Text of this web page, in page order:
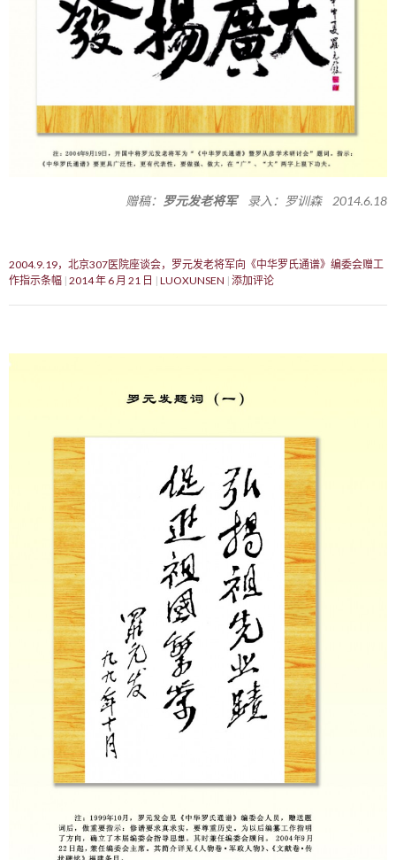
赠稿： 罗元发老将军录入：罗训森 2014.6.18
2004.9.19，北京307医院座谈会，罗元发老将军向《中华罗氏通谱》编委会赠工
作指示条幅 2014 年 6 月 21 日 LUOXUNSEN 添加评论